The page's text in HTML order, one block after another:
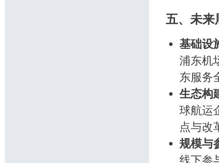
五、未来
基础设
浦东机
东服务
生态构
球航运
点与改
规模与
线下参